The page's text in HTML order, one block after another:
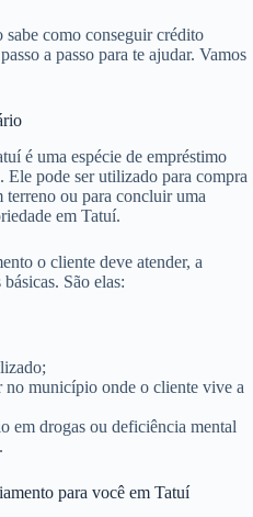
sabe como conseguir crédito
a passo para te ajudar. Vamos
é uma espécie de empréstimo
pode ser utilizado para compra
ou para concluir uma
em Tatuí.
o cliente deve atender, a
São elas:
município onde o cliente vive a
em drogas ou deficiência mental
para você em Tatuí